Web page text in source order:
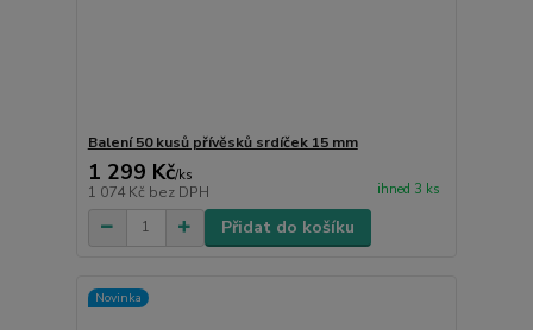
Balení 50 kusů přívěsků srdíček 15 mm
1 299 Kč/ks
1 074 Kč bez DPH ihned 3 ks
Přidat do košíku
Novinka